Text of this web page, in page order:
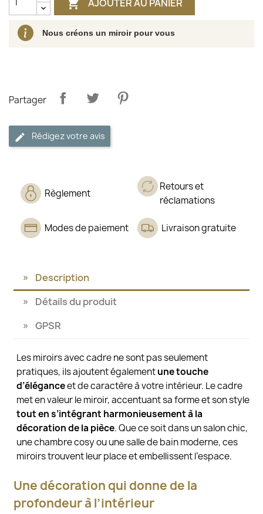
 AJOUTER AU PANIER
Nous créons un miroir pour vous
Partager
Rédigez votre avis
Règlement
Retours et
réclamations
Modes de paiement Livraison gratuite
Description
Détails du produit
GPSR
Les miroirs avec cadre ne sont pas seulement
pratiques, ils ajoutent égalementune touche
d’éléganceet de caractère à votre intérieur. Le cadre
met en valeur le miroir, accentuant sa forme et son style
tout en s’intégrant harmonieusement à la
décoration de la pièce. Que ce soit dans un salon chic,
une chambre cosy ou une salle de bain moderne, ces
miroirs trouvent leur place et embellissent l’espace.
Une décoration qui donne de la
profondeur à l’intérieur